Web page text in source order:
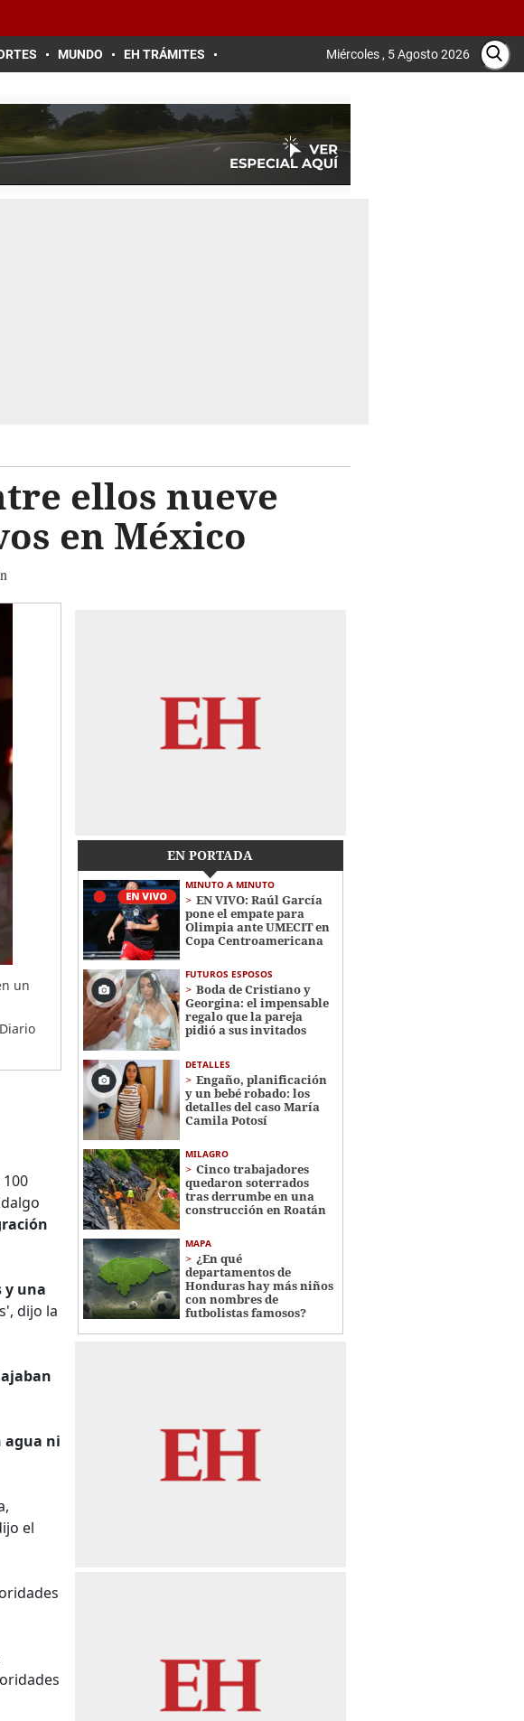
MUNDO EH TRÁMITES Miércoles , 5 Agosto 2026
ellos nueve
en México
un
y una
dijo la
agua ni
el
EN PORTADA
MINUTO A MINUTO
EN VIVO: Raúl García
pone el empate para
Olimpia ante UMECIT en
Copa Centroamericana
FUTUROS ESPOSOS
Boda de Cristiano y
Georgina: el impensable
regalo que la pareja
pidió a sus invitados
DETALLES
Engaño, planificación
y un bebé robado: los
detalles del caso María
Camila Potosí
MILAGRO
Cinco trabajadores
quedaron soterrados
tras derrumbe en una
construcción en Roatán
MAPA
¿En qué
departamentos de
Honduras hay más niños
con nombres de
futbolistas famosos?